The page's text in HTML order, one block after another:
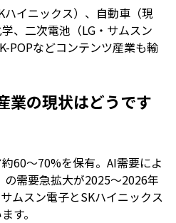
イニックス）、自動車（現
、二次電池（LG・サムスン
POPなどコンテンツ産業も輸
業の現状はどうです
60〜70%を保有。AI需要によ
需要急拡大が2025〜2026年
ムスン電子とSKハイニックス
す。